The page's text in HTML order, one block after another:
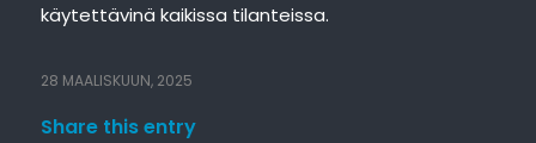
käytettävinä kaikissa tilanteissa.
28 MAALISKUUN, 2025
Share this entry